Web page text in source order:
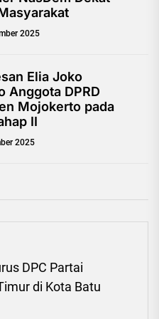
2025
Elia Joko
Anggota DPRD
Mojokerto pada
II
2025
DPC Partai
di Kota Batu